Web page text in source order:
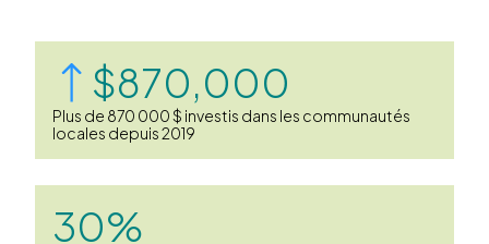
$870,000
Plus de 870 000 $ investis dans les communautés
locales depuis 2019
30%